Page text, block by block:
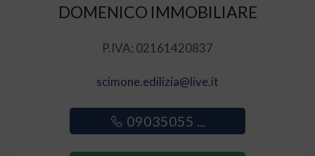
DOMENICO IMMOBILIARE
P.IVA: 02161420837
scimone.edilizia@live.it
09035055 ...